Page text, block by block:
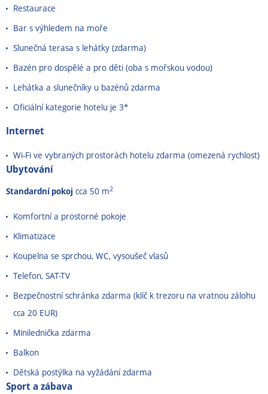
Restaurace
Bar s výhledem na moře
Slunečná terasa s lehátky (zdarma)
Bazén pro dospělé a pro děti (oba s mořskou vodou)
Lehátka a slunečníky u bazénů zdarma
Oficiální kategorie hotelu je 3*
Internet
Wi-Fi ve vybraných prostorách hotelu zdarma (omezená rychlost)
Ubytování
Standardní pokoj cca 50 m2
Komfortní a prostorné pokoje
Klimatizace
Koupelna se sprchou, WC, vysoušeč vlasů
Telefon, SAT-TV
Bezpečnostní schránka zdarma (klíč k trezoru na vratnou zálohu
cca 20 EUR)
Minilednička zdarma
Balkon
Dětská postýlka na vyžádání zdarma
Sport a zábava